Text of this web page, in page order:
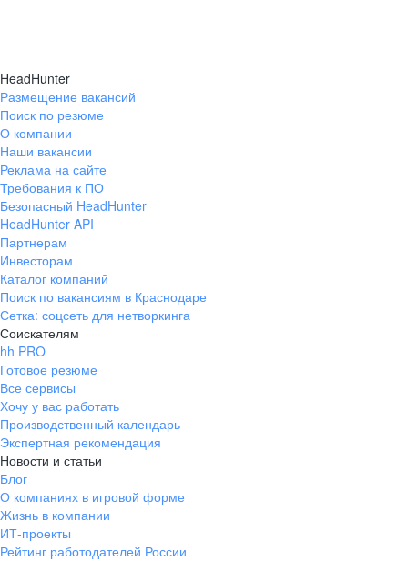
HeadHunter
Размещение вакансий
Поиск по резюме
О компании
Наши вакансии
Реклама на сайте
Требования к ПО
Безопасный HeadHunter
HeadHunter API
Партнерам
Инвесторам
Каталог компаний
Поиск по вакансиям в Краснодаре
Сетка: соцсеть для нетворкинга
Соискателям
hh PRO
Готовое резюме
Все сервисы
Хочу у вас работать
Производственный календарь
Экспертная рекомендация
Новости и статьи
Блог
О компаниях в игровой форме
Жизнь в компании
ИТ-проекты
Рейтинг работодателей России